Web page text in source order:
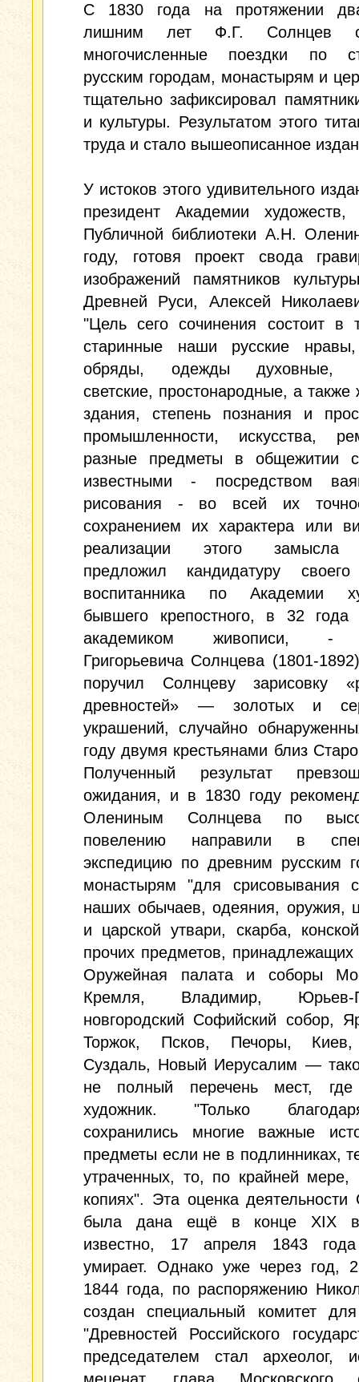
С 1830 года на протяжении
лишним лет Ф.Г. Солнцев
многочисленные поездки по
русским городам, монастырям и
тщательно зафиксировал
и культуры. Результатом этого
труда и стало вышеописанное
У истоков этого удивительного
президент Академии художеств,
Публичной библиотеки А.Н.
году, готовя проект свода
изображений памятников
Древней Руси, Алексей
"Цель сего сочинения состоит в
старинные наши русские
обряды, одежды духовные,
светские, простонародные, а
здания, степень познания и
промышленности, искусства,
разные предметы в общежитии
известными - посредством
рисования - во всей их
сохранением их характера или
реализации этого замысла
предложил кандидатуру
воспитанника по Академии
бывшего крепостного, в 32 года
академиком живописи, -
Григорьевича Солнцева (1801-
поручил Солнцеву зарисовку
древностей» — золотых и
украшений, случайно
году двумя крестьянами близ
Полученный результат
ожидания, и в 1830 году
Олениным Солнцева по
повелению направили в
экспедицию по древним русским
монастырям "для срисовывания
наших обычаев, одеяния, оружия,
и царской утвари, скарба,
прочих предметов, принадлежащих
Оружейная палата и соборы
Кремля, Владимир, Юрьев-
новгородский Софийский собор,
Торжок, Псков, Печоры, Киев,
Суздаль, Новый Иерусалим —
не полный перечень мест, где
художник. "Только
сохранились многие важные
предметы если не в подлинниках,
утраченных, то, по крайней мере,
копиях". Эта оценка деятельности
была дана ещё в конце XIX
известно, 17 апреля 1843
умирает. Однако уже через год,
1844 года, по распоряжению
создан специальный комитет
"Древностей Российского
председателем стал археолог,